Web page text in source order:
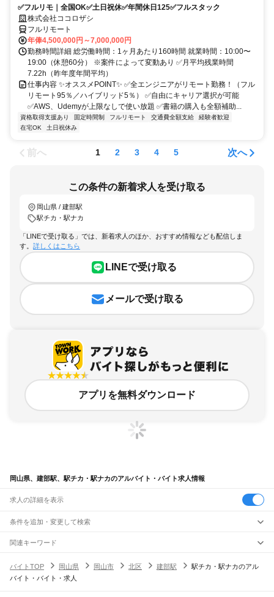
✅フルリモ｜全国OK✅土日祝休✅年間休日125✅フルスタック
株式会社ココロザシ
フルリモート
年俸4,500,000円～7,000,000円
勤務時間詳細 総労働時間：1ヶ月あたり160時間 就業時間：10:00〜
19:00（休憩60分） ※案件によって変動あり ✅月平均残業時間
7.22h（昨年度年間平均）
仕事内容 ✨オススメPOINT✨ ✅全エンジニアがリモート勤務！（フル
リモート95％／ハイブリッド5％） ✅自由にキャリア選択が可能
✅AWS、Udemyが上限なしで使い放題 ✅書籍の購入も全額補助...
資格取得支援あり 固定時間制 フルリモート 交通費全額支給
経験者歓迎
在宅OK
土日祝休み
前へ 1 2 3 4 5 次へ
この条件の新着求人を受け取る
岡山県 / 建部駅
駅チカ・駅ナカ
「LINEで受け取る」では、新着求人のほか、おすすめ情報なども配信しま
す。 詳しくはこちら
LINEで受け取る
メールで受け取る
アプリを無料ダウンロード
岡山県、建部駅、駅チカ・駅ナカのアルバイト・バイト求人情報
求人の詳細を表示
条件を追加・変更して検索
市区町村を追加・変更
岡山県すべて
岡山市 すべて
駅を追加・変更
職種を追加・変更
関連キーワード
バイトTOP
岡山県 岡山市 北区 建部駅
駅チカ・駅ナカのアル
バイト・バイト・求人